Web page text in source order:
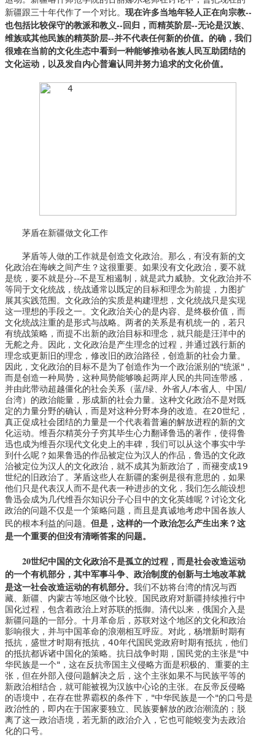
新疆跟三十年代作了一个对比。 现在许多当地年轻人正在向宗教--
也包括比较保守的教派和教义--回归，而精英阶层--无论是汉族、
维族或其他民族的精英阶层--并不代表任何新的价值。的确，我们
很难在当前的文化生态中看到一种能够推动各族人民互助团结的
文化运动，以及发自内心普遍认同并努力追求的文化价值。
茅盾在新疆做文化工作
茅盾等人做的工作就是创造文化政治。那么，有没有新的文
化政治在海峡之间产生？这很重要。如果没有文化政治，要不就
是统，要不就是分--不是互相遏制，就是武力威胁。文化政治并不
等同于文化统战，统战通常以既定的目标和理念为前提，力图扩
展其实践范围。文化政治的实质是构建理想，文化统战只是实现
这一理想的手段之一。文化政治关心的是内容、是终极价值，而
文化统战注重的是形式与战略。两者的关系是有机统一的，若只
有统战策略，而提不出新的政治目标和理念，就只能是汪洋中的
无舵之舟。因此，文化政治是产生理念的过程，并通过践行新的
理念或更新旧的理念，修改旧的政治路径，创造新的社会力量。
因此，文化政治的目标不是为了创造作为一个政治派别的"统派"，
而是创造一种局势，这种局势能够唤起两岸人民的共同连带感，
并由此带动超越僵化的社会关系（蓝/绿、外省人/本省人、中国/
台湾）的政治能量，形成新的社会力量。这种文化政治不是对既
定的力量分野的确认，而是对这种分野本身的改造。在20世纪，
真正促成社会团结的力量是一个代表着普遍的解放进程的新的文
化运动。维吾尔精英分子穷其毕生心力翻译鲁迅的著作，使得鲁
迅也成为维吾尔现代文化史上的丰碑，我们可以从这个事实中学
到什么呢？如果鲁迅的作品被定位为汉人的作品，鲁迅的文化政
治被定位为汉人的文化政治，就不成其为新政治了，而褪变成19
世纪的旧政治了。茅盾这些人在新疆的案例是很有意思的，如果
他们只是代表汉人而不是代表一种进步的文化，我们怎么能设想
鲁迅会成为几代维吾尔知识分子心目中的文化英雄呢？讨论文化
政治的问题不仅是一个策略问题，而且是真诚地考虑中国各族人
民的根本利益的问题。 但是，这样的一个政治怎么产生出来？这
是一个重要的但没有清晰答案的问题。
20世纪中国的文化政治不是孤立的过程，而是社会改造运动
的一个有机部分，其中军事斗争、政治制度的创新与土地改革就
是这一社会改造运动的有机部分。 我们不妨将台湾的情况与西
藏、新疆、内蒙古等地区做个比较。国民政府对新疆持续推行中
国化过程，包含着政治上对苏联的抵御。清代以来，俄国介入是
新疆问题的一部分。十月革命后，苏联对这个地区的文化和政治
影响很大，并与中国革命的浪潮相互呼应。对此，杨增新时期有
抵抗，盛世才时期有抵抗，40年代国民党政府时期有抵抗，他们
的抵抗都诉诸中国化的策略。抗日战争时期，国民党的主张是"中
华民族是一个"，这在反抗帝国主义侵略方面是积极的、重要的主
张，但在外部入侵问题解决之后，这个主张如果不与民族平等的
新政治相结合，就可能被视为汉族中心论的主张。在反帝反侵略
的语境中，在存在世界霸权的条件下，"中华民族是一个"的口号是
政治性的，即内在于国家要独立、民族要解放的政治潮流的；脱
离了这一政治语境，若无新的政治介入，它也可能蜕变为去政治
化的口号。